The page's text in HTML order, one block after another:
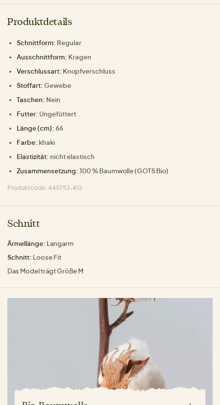
Produktdetails
Schnittform: Regular
Ausschnittform: Kragen
Verschlussart: Knopfverschluss
Stoffart: Gewebe
Taschen: Nein
Futter: Ungefüttert
Länge (cm): 66
Farbe: khaki
Elastizität: nicht elastisch
Zusammensetzung: 100 % Baumwolle (GOTS Bio)
Produktcode: 445753-KG
Schnitt
Ärmellänge: Langarm
Schnitt: Loose Fit
Das Model trägt Größe M